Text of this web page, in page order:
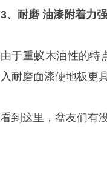
3、耐磨 油漆附着力强
由于重蚁木油性的特
入耐磨面漆使地板更
看到这里，盆友们有